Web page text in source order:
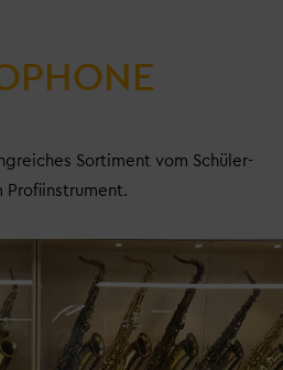
Sortiment vom Schüler-
Profiinstrument.